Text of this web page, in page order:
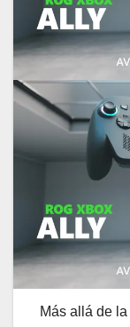
Más allá de